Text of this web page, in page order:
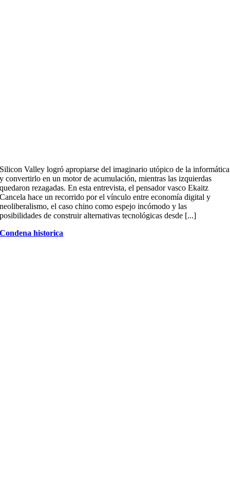
Silicon Valley logró apropiarse del imaginario utópico de la informática
y convertirlo en un motor de acumulación, mientras las izquierdas
quedaron rezagadas. En esta entrevista, el pensador vasco Ekaitz
Cancela hace un recorrido por el vínculo entre economía digital y
neoliberalismo, el caso chino como espejo incómodo y las
posibilidades de construir alternativas tecnológicas desde [...]
Condena historica